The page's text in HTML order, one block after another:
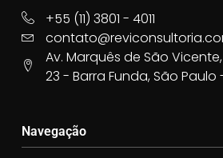
+55 (11) 3801 - 4011
Av. Marquês de São
23 - Barra Funda, São Paulo
Navegação